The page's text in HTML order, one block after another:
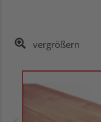
vergrößern